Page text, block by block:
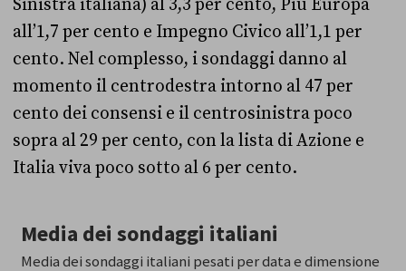
Sinistra italiana) al 3,3 per cento, Più Europa
all’1,7 per cento e Impegno Civico all’1,1 per
cento. Nel complesso, i sondaggi danno al
momento il centrodestra intorno al 47 per
cento dei consensi e il centrosinistra poco
sopra al 29 per cento, con la lista di Azione e
Italia viva poco sotto al 6 per cento.